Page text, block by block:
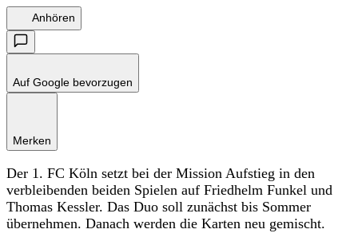
Anhören
Auf Google bevorzugen
Merken
Der 1. FC Köln setzt bei der Mission Aufstieg in den
verbleibenden beiden Spielen auf Friedhelm Funkel und
Thomas Kessler. Das Duo soll zunächst bis Sommer
übernehmen. Danach werden die Karten neu gemischt.